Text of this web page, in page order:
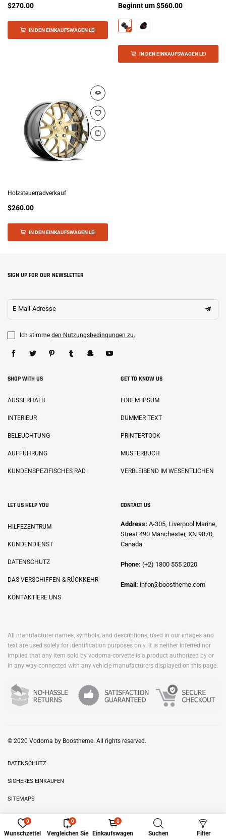
$270.00
IN DEN EINKAUFSWAGEN LEGEN
Beginnt um$560.00
IN DEN EINKAUFSWAGEN LEGEN
Holzsteuerradverkauf
$260.00
IN DEN EINKAUFSWAGEN LEGEN
0
Wunschzettel
0
Vergleichen Sie
0
Einkaufswagen Suchen Filter
SIGN UP FOR OUR NEWSLETTER
E-Mail-Adresse
Ich stimme den Nutzungsbedingungen zu.
SHOP WITH US
AUSSERHALB
INTERIEUR
BELEUCHTUNG
AUFFÜHRUNG
KUNDENSPEZIFISCHES RAD
GET TO KNOW US
LOREM IPSUM
DUMMER TEXT
PRINTERTOOK
MUSTERBUCH
VERBLEIBEND IM WESENTLICHEN
LET US HELP YOU
HILFEZENTRUM
KUNDENDIENST
DATENSCHUTZ
DAS VERSCHIFFEN & RÜCKKEHR
KONTAKTIERE UNS
CONTACT US
Address: A-305, Liverpool Marine,
Streat 490 Manchester, XN 9870,
Canada
Phone: (+2) 1800 555 2020
Email: infor@boostheme.com
All manufacturer names, symbols, and descriptions, used in our images and
text are used solely for identification purposes only. It is neither inferred nor
implied that any item sold by vodoma-corvette is a product authorized by or
in any way connected with any vehicle manufacturers displayed on this page.
© 2020 Vodoma by Boostheme. All rights reserved.
DATENSCHUTZ
SICHERES EINKAUFEN
SITEMAPS